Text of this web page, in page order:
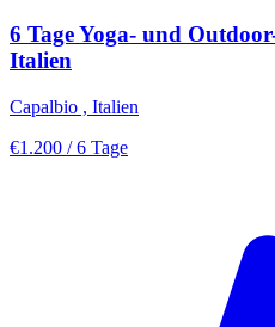
6 Tage Yoga- und
Italien
Capalbio , Italien
€1.200 / 6 Tage